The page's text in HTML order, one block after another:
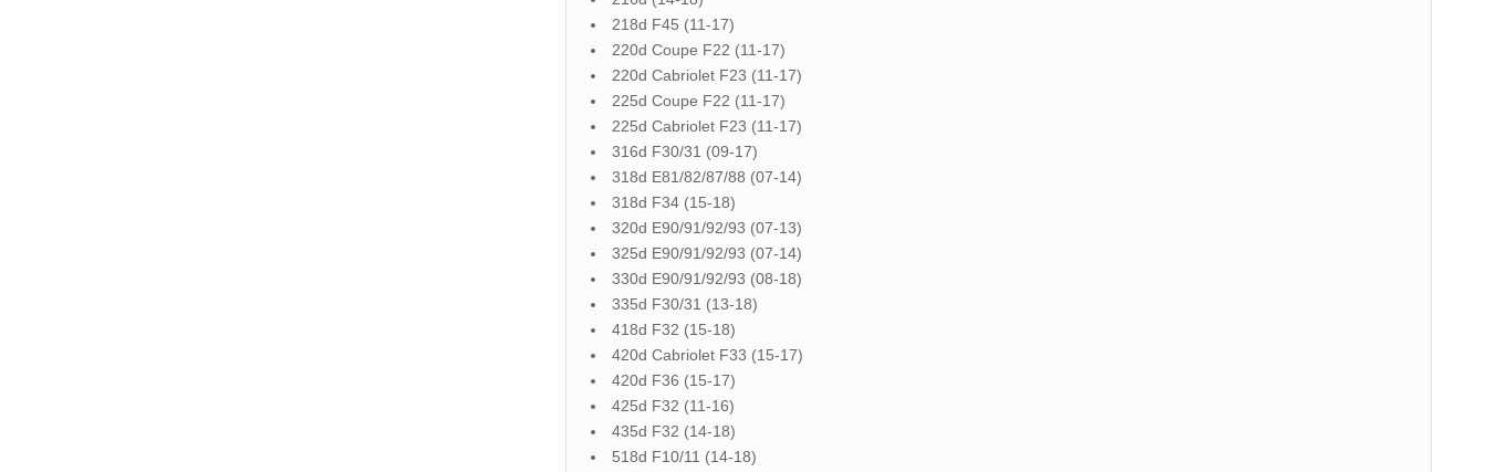
218d F45 (11-17)
220d Coupe F22 (11-17)
220d Cabriolet F23 (11-17)
225d Coupe F22 (11-17)
225d Cabriolet F23 (11-17)
316d F30/31 (09-17)
318d E81/82/87/88 (07-14)
318d F34 (15-18)
320d E90/91/92/93 (07-13)
325d E90/91/92/93 (07-14)
330d E90/91/92/93 (08-18)
335d F30/31 (13-18)
418d F32 (15-18)
420d Cabriolet F33 (15-17)
420d F36 (15-17)
425d F32 (11-16)
435d F32 (14-18)
518d F10/11 (14-18)